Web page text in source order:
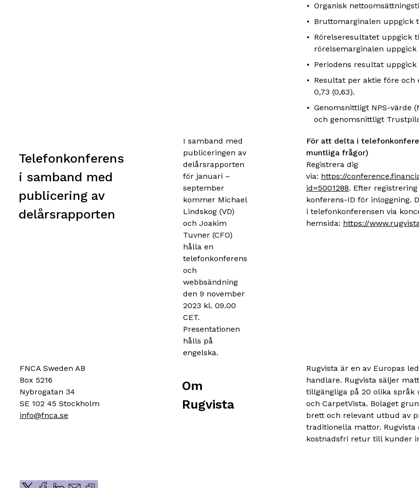
Organisk
Bruttomarginalen uppgick
Rörelseresultatet uppgick
rörelsemarginalen uppgick
Periodens resultat uppgick
Resultat per aktie före
0,73 (0,63).
Genomsnittligt NPS-värde
och genomsnittligt
Telefonkonferens
i samband med
publicering av
delårsrapporten
I samband med
publiceringen av
delårsrapporten
för januari –
september
kommer Michael
Lindskog (VD)
och Joakim
Tuvner (CFO)
hålla en
telefonkonferens
och
webbsändning
den 9 november
2023 kl. 09.00
CET.
Presentationen
hålls på
engelska.
För att delta i
muntliga frågor)
Registrera dig
via: https://
id=5001288. Efter
konferens-ID för inloggning.
i telefonkonferensen via
hemsida: https://
FNCA Sweden AB
Box 5216
Nybrogatan 34
SE 102 45 Stockholm
info@fnca.se
Om
Rugvista
Rugvista är en av Europas
handlare. Rugvista säljer
tillgängliga på 20 olika språk
och CarpetVista. Bolaget
brett och relevant utbud av
traditionella mattor.
kostnadsfri retur till kunder